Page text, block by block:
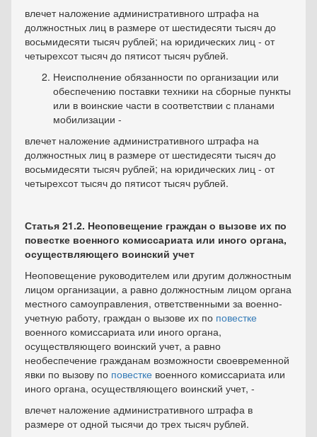
влечет наложение административного штрафа на
должностных лиц в размере от шестидесяти тысяч до
восьмидесяти тысяч рублей; на юридических лиц - от
четырехсот тысяч до пятисот тысяч рублей.
Неисполнение обязанности по организации или
обеспечению поставки техники на сборные пункты
или в воинские части в соответствии с планами
мобилизации -
влечет наложение административного штрафа на
должностных лиц в размере от шестидесяти тысяч до
восьмидесяти тысяч рублей; на юридических лиц - от
четырехсот тысяч до пятисот тысяч рублей.
Статья 21.2. Неоповещение граждан о вызове их по
повестке военного комиссариата или иного органа,
осуществляющего воинский учет
Неоповещение руководителем или другим должностным
лицом организации, а равно должностным лицом органа
местного самоуправления, ответственными за военно-
учетную работу, граждан о вызове их по повестке
военного комиссариата или иного органа,
осуществляющего воинский учет, а равно
необеспечение гражданам возможности своевременной
явки по вызову по повестке военного комиссариата или
иного органа, осуществляющего воинский учет, -
влечет наложение административного штрафа в
размере от одной тысячи до трех тысяч рублей.